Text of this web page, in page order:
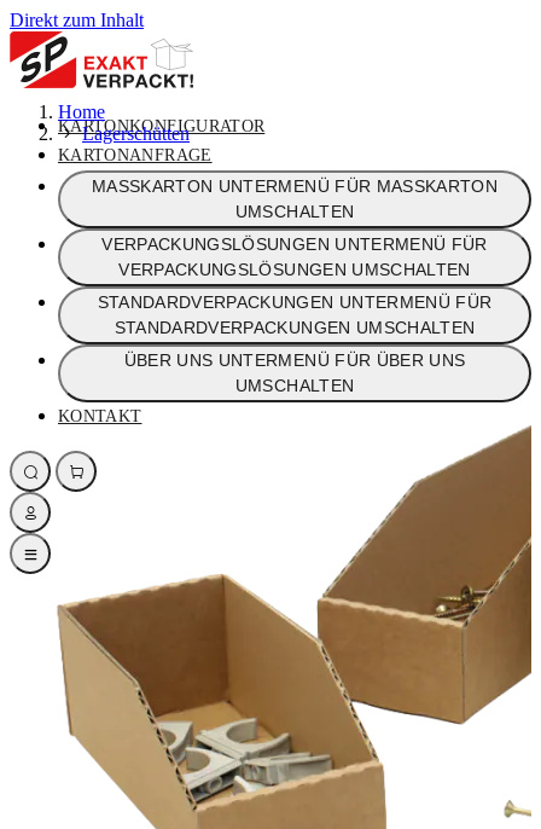
Direkt zum Inhalt
KARTONKONFIGURATOR
KARTONANFRAGE
MASSKARTON UNTERMENÜ FÜR MASSKARTON
UMSCHALTEN
VERPACKUNGSLÖSUNGEN UNTERMENÜ FÜR
VERPACKUNGSLÖSUNGEN UMSCHALTEN
STANDARDVERPACKUNGEN UNTERMENÜ FÜR
STANDARDVERPACKUNGEN UMSCHALTEN
ÜBER UNS UNTERMENÜ FÜR ÜBER UNS
UMSCHALTEN
KONTAKT
Home
Lagerschütten